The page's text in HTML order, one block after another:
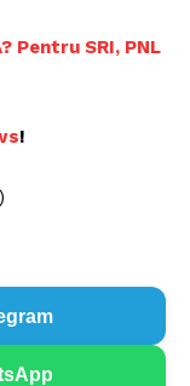
Pentru SRI, PNL
!
)